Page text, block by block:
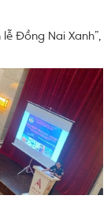
Đồng Nai Xanh”,